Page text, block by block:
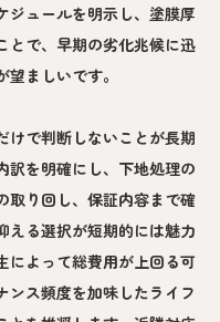
ジュールを明示し、塗膜厚
とで、早期の劣化兆候に迅
ましいです。
けで判断しないことが長期
訳を明確にし、下地処理の
取り回し、保証内容まで確
える選択が短期的には魅力
によって総費用が上回る可
ンス頻度を加味したライフ